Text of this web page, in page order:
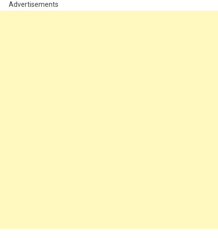
Advertisements